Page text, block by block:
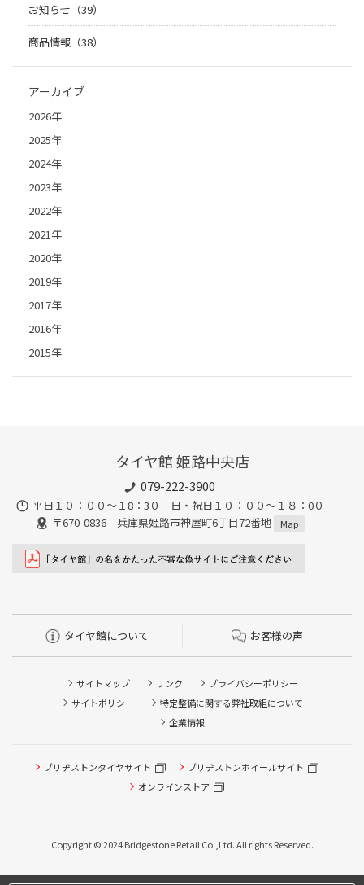
お知らせ（39）
商品情報（38）
アーカイブ
2026年
2025年
2024年
2023年
2022年
2021年
2020年
2019年
2017年
2016年
2015年
タイヤ館 姫路中央店
079-222-3900
平日１０：００～１8：3０ 日・祝日１０：００～１８：0０
〒670-0836 兵庫県姫路市神屋町6丁目72番地
Map
タイヤ館について お客様の声
サイトマップ リンク
プライバシーポリシー
サイトポリシー
特定整備に関する弊社取組について
企業情報
ブリヂストンタイヤサイト
ブリヂストンホイールサイト
オンラインストア
Copyright © 2024 Bridgestone Retail Co.,Ltd. All rights Reserved.
タイヤ点検・安全点検/タイヤ履き替え/オイル交換/その他